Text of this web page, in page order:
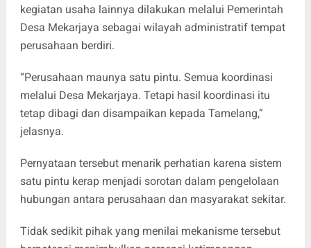
kegiatan usaha lainnya dilakukan melalui Pemerintah
Desa Mekarjaya sebagai wilayah administratif tempat
perusahaan berdiri.
“Perusahaan maunya satu pintu. Semua koordinasi
melalui Desa Mekarjaya. Tetapi hasil koordinasi itu
tetap dibagi dan disampaikan kepada Tamelang,”
jelasnya.
Pernyataan tersebut menarik perhatian karena sistem
satu pintu kerap menjadi sorotan dalam pengelolaan
hubungan antara perusahaan dan masyarakat sekitar.
Tidak sedikit pihak yang menilai mekanisme tersebut